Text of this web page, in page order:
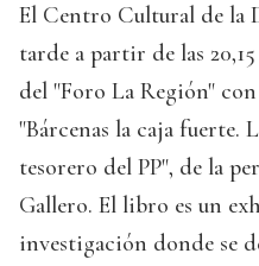
El Centro Cultural de la
tarde a partir de las
del "Foro La Región"
"Bárcenas la caja fuerte.
tesorero del PP", de la
Gallero. El libro es un
investigación donde se